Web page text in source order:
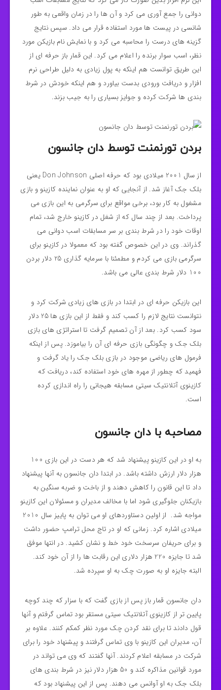
دوانی را جمع آوری می کرد و آن ها را در زمان واقعی به طور
شانسی در پیست ها مورد استفاده قرار می داد. سپس نتایج
گزینه های درست را محاسبه می کرد و با نمایش نام بازیکن مورد
نظر، اسب سوار برنده را اعلام می کرد. این قمار باز حرفه ای از
این طریق توانست هم اینکه به پول زیادی به دلیل طراحی نرم
افزار و دریافت ورودی بدست بیاورد و هم اینکه خودش در شرط
بندی ها شرکت کرده و جوایز بسیاری را به جیب بزند.
بردن تورنمنت توسط دان جانسون
از سال 2001 میلادی بود که حرفه اصلی Don Johnson یعنی
بلک جک آغاز شد. از آنجایی که او به عنوان نماینده کازینو و بازی
مشغول به کار بود، برخی مواقع برای سرگرمی به این بازی می
پرداخت. بعد از چند سال که از شغل در کازینو خارج شد، تمام
اوقات خود را در شرط بندی بر سر مسابقات اسب دوانی می
گذراند. وی در این خصوص گفته بود که معمولا در کازینو برای
سرگرمی بازی می کردم و مطمئنا با سرمایه گذاری 25 دلار بردن
100 دلار شرط بندی عالی می باشد.
این بازیکن حرفه ای در ابتدا در بازی های زیادی شرکت کرد و
نتوانست نتایج لازم را کسب کند و فقط از این بازی ها 25 دلار
سود کسب کرد. بعد از آن تصمیم گرفت تا استراتژی های بازی
بلک جک و چگونگی بازی حرفه ای آن را بیاموزد. پس از اینکه
فرمول های ریاضی موجود در بازی بلک جک را یاد گرفت و
فهمید که چطور از مهره های خود استفاده کند، دریافت که
کازینوی آتلانتیک سیتی مسابقه هیجانی را راه اندازی کرده
است.
مصاحبه با دان جانسون
به او در این کازینو پیشنهاد شد که هر دست در این بازی 100
هزار دلار ارزش داشته باشد. در ابتدا دان جانسون به آنها پیشنهاد
داد تا این قانون را کاهش دهند و از باخت و ضربه سنگین به
بازیکنان جلوگیری شود اما با مخالف مدیران و مسئولان این کازینو
مواجه شد. از اولین دستاوردهای او می توان به پاییز سال 2010
میلادی اشاره کرد. زمانی که او در تاج محل ترامپ حضور داشت
و برای حریفان سرسخت خود خط و نشان کشید. در انتها موفق
شد تا جایزه 220 هزار دلاری این رقابت ها را از آن خود کند.
البته جایزه او به صورت چک به او سپرده شد.
دان جانسون قمار باز پس از بازی گفت که با سزار که چند کوچه
پایین تر از کازینوی آتلانتیک سیتی مستقر بود تماس گرفتم و آنها
قول دادند تا برای نقد کردن چک مورد نظر کمکم کنند. علاوه بر
آن، مدیران این کازینو با وی تماس گرفتند و پیشنهاد خود را برای
شرکت در مسابقه اعلام کردند. آنها گفتند که وی می تواند در
مورد قوانین مذاکره کند و 50 هزار دلار نیز در شرط بندی های
بلک جک به او آوانس می دهند. پس از این پیشنهاد بود که